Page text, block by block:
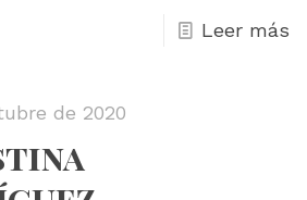
Leer más
de 2020